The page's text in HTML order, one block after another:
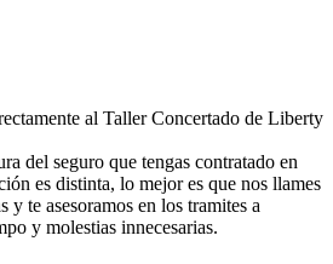
al Taller Concertado de Liberty
del seguro que tengas contratado en
es distinta, lo mejor es que nos llames
y te asesoramos en los tramites a
y molestias innecesarias.